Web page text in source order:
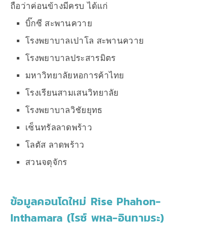
ถือว่าค่อนข้างมีครบ ได้แก่
บิ๊กซี สะพานควาย
โรงพยาบาลเปาโล สะพานควาย
โรงพยาบาลประสารมิตร
มหาวิทยาลัยหอการค้าไทย
โรงเรียนสามเสนวิทยาลัย
โรงพยาบาลวิชัยยุทธ
เซ็นทรัลลาดพร้าว
โลตัส ลาดพร้าว
สวนจตุจักร
ข้อมูลคอนโดใหม่ Rise Phahon-
Inthamara (ไรซ์ พหล-อินทามระ)